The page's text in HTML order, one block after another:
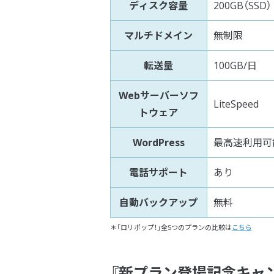
ディスク容量 200GB（SSD）
マルチドメイン 無制限
転送量 100GB/日
Webサーバーソフ
トウェア
LiteSpeed
WordPress 最高速利用
電話サポート あり
自動バックアップ 無料
＊「ロリポップ！」全5つのプランの比較は こちら